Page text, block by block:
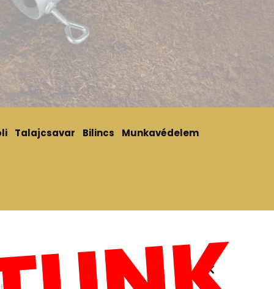
Talajcsavar Bilincs Munkavédelem
×